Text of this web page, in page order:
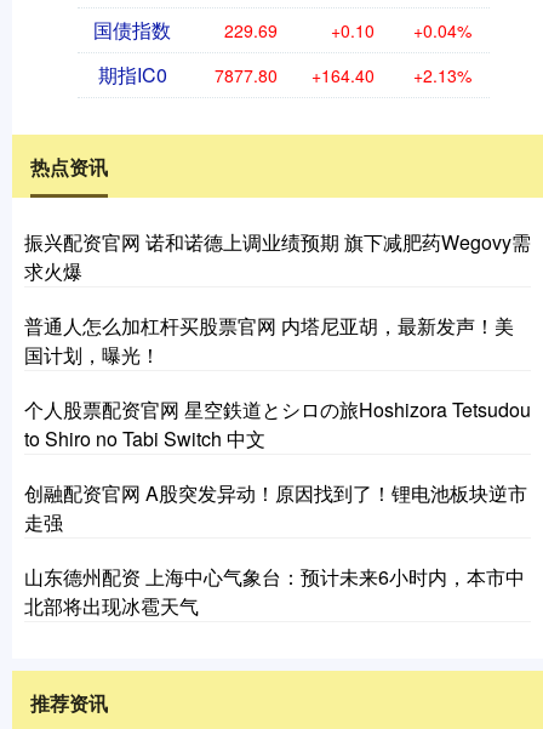
国债指数 229.69 +0.10 +0.04%
期指IC0 7877.80 +164.40 +2.13%
热点资讯
振兴配资官网 诺和诺德上调业绩预期 旗下减肥药Wegovy需
求火爆
普通人怎么加杠杆买股票官网 内塔尼亚胡，最新发声！美
国计划，曝光！
个人股票配资官网 星空鉄道とシロの旅Hoshizora Tetsudou
to Shiro no Tabi Switch 中文
创融配资官网 A股突发异动！原因找到了！锂电池板块逆市
走强
山东德州配资 上海中心气象台：预计未来6小时内，本市中
北部将出现冰雹天气
推荐资讯